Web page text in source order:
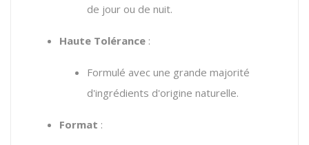
de jour ou de nuit.
Haute Tolérance :
Formulé avec une grande majorité
d'ingrédients d'origine naturelle.
Format :